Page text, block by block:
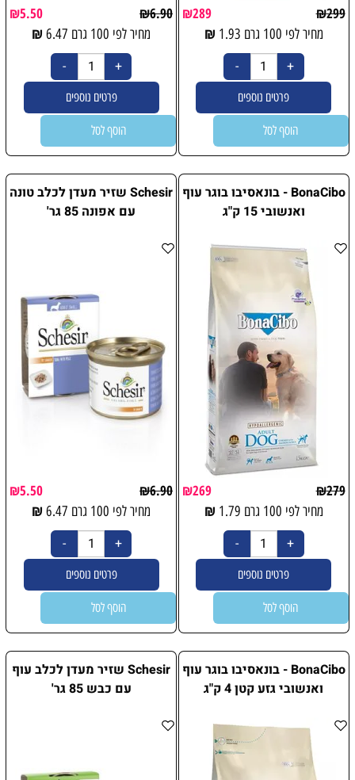
₪299
₪289
מחיר לפי 100 גרם 1.93
₪
פרטים נוספים
הוסף לסל
₪6.90
₪5.50
מחיר לפי 100 גרם 6.47
₪
פרטים נוספים
הוסף לסל
BonaCibo - בונאסיבו בוגר עוף
ואנשובי 15 ק"ג
₪279
₪269
מחיר לפי 100 גרם 1.79
₪
פרטים נוספים
הוסף לסל
Schesir שזיר מעדן לכלב טונה
עם אפונה 85 גר'
₪6.90
₪5.50
מחיר לפי 100 גרם 6.47
₪
פרטים נוספים
הוסף לסל
BonaCibo - בונאסיבו בוגר עוף
ואנשובי גזע קטן 4 ק"ג
Schesir שזיר מעדן לכלב עוף
עם כבש 85 גר'